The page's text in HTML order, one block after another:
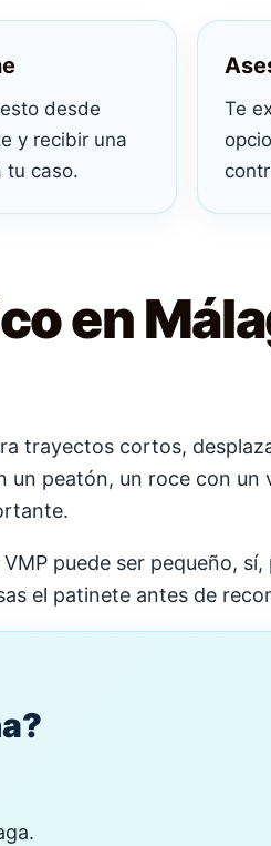
desde
y recibir una
tu caso.
Te
en
trayectos cortos,
peatón, un roce con un
puede ser pequeño,
el patinete antes de